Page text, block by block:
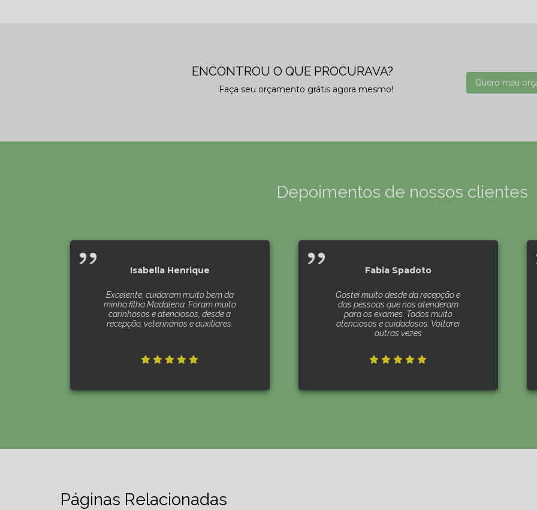
ENCONTROU O QUE PROCURAVA?
Faça seu orçamento grátis agora mesmo!
Quero meu
Depoimentos de nossos clientes
Isabella Henrique
Excelente, cuidaram muito bem da
minha filha Madalena. Foram muito
carinhosos e atenciosos, desde a
recepção, veterinários e auxiliares.
Fabia Spadoto
Gostei muito desde da recepção e
das pessoas que nos atenderam
para os exames. Todos muito
atenciosos e cuidadosos. Voltarei
outras vezes
Páginas Relacionadas